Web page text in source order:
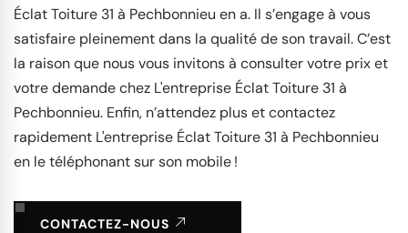
Éclat Toiture 31 à Pechbonnieu en a. Il s’engage à vous
satisfaire pleinement dans la qualité de son travail. C’est
la raison que nous vous invitons à consulter votre prix et
votre demande chez L'entreprise Éclat Toiture 31 à
Pechbonnieu. Enfin, n’attendez plus et contactez
rapidement L'entreprise Éclat Toiture 31 à Pechbonnieu
en le téléphonant sur son mobile !
CONTACTEZ-NOUS